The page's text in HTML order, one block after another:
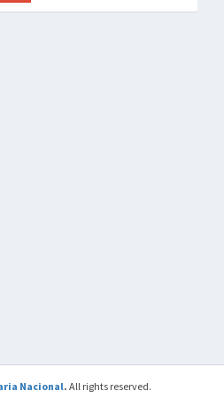
Nacional. All rights reserved.